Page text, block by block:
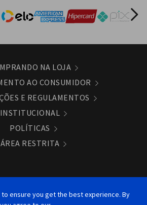
ensure you get the best experience. By
NA LOJA
AO CONSUMIDOR
E REGULAMENTOS
INSTITUCIONAL
POLÍTICAS
ÁREA RESTRITA
Dumas, 1711 - Santo Amaro -
São Paulo/SP - CEP: 04717 004